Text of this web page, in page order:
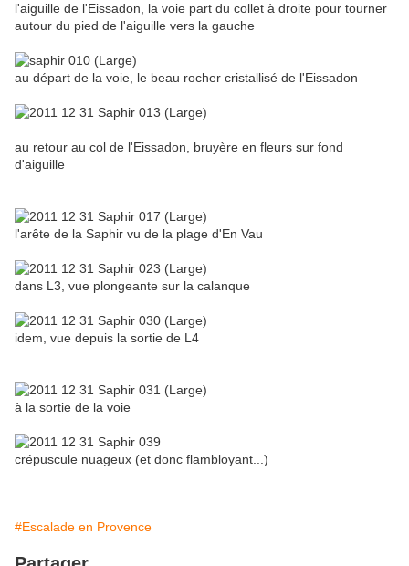
l'aiguille de l'Eissadon, la voie part du collet à droite pour tourner
autour du pied de l'aiguille vers la gauche
au départ de la voie, le beau rocher cristallisé de l'Eissadon
au retour au col de l'Eissadon, bruyère en fleurs sur fond
d'aiguille
l'arête de la Saphir vu de la plage d'En Vau
dans L3, vue plongeante sur la calanque
idem, vue depuis la sortie de L4
à la sortie de la voie
crépuscule nuageux (et donc flambloyant...)
#Escalade en Provence